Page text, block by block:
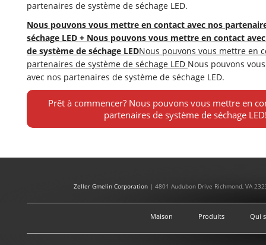
partenaires de système de séchage LED.
Nous pouvons vous mettre en contact avec nos
séchage LED + Nous pouvons vous mettre en contact
de système de séchage LEDNous pouvons vous mettre en
partenaires de système de séchage LED Nous pouvons
avec nos partenaires de système de séchage LED.
Prêt à commencer? Nous pouvons vous mettre en
partenaires de système de séchage
Zeller Gmelin Corporation | 4801 Audubon Drive Richmond, VA
Maison Produits Qui